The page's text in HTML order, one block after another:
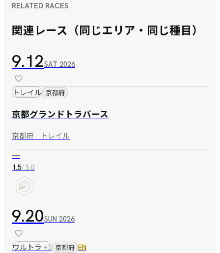
RELATED RACES
関連レース（同じエリア・同じ種目）
9.12SAT 2026
トレイル 京都府
京都グランドトラバース
京都府 · トレイル
—
1.5/ 5.0
9.20SUN 2026
ウルトラ +1 京都府 EN